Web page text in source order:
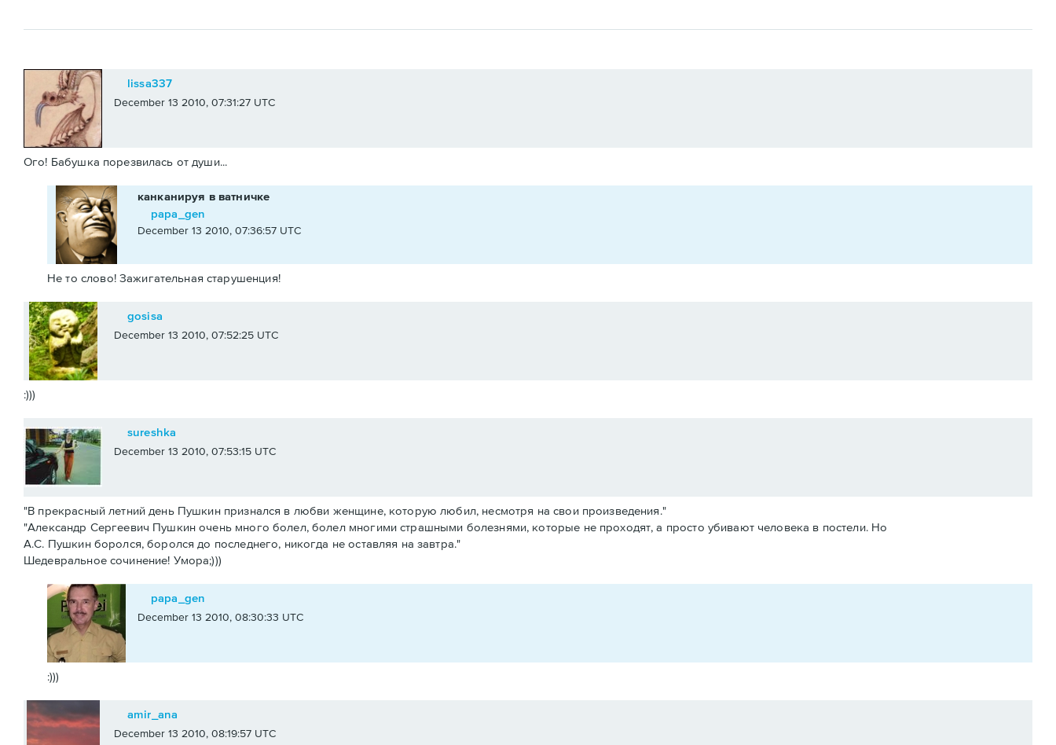
lissa337
December 13 2010, 07:31:27 UTC
Ого! Бабушка порезвилась от души...
канканируя в ватничке
papa_gen
December 13 2010, 07:36:57 UTC
Не то слово! Зажигательная старушенция!
gosisa
December 13 2010, 07:52:25 UTC
:)))
sureshka
December 13 2010, 07:53:15 UTC
"В прекрасный летний день Пушкин признался в любви женщине, которую любил, несмотря на свои произведения."
"Александр Сергеевич Пушкин очень много болел, болел многими страшными болезнями, которые не проходят, а просто убивают человека в постели. Но
А.С. Пушкин боролся, боролся до последнего, никогда не оставляя на завтра."
Шедевральное сочинение! Умора;)))
papa_gen
December 13 2010, 08:30:33 UTC
:)))
amir_ana
December 13 2010, 08:19:57 UTC